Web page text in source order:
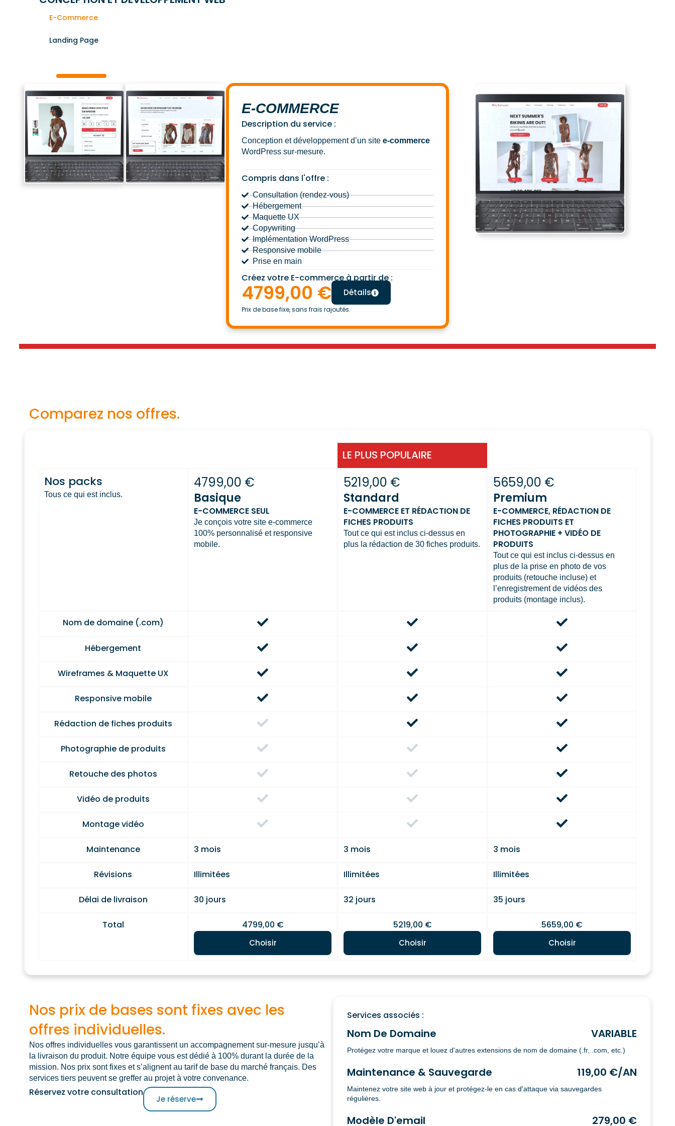
E-Commerce
Landing Page
E-COMMERCE
Description du service :
Conception et développement d’un site e-commerce
WordPress sur-mesure.
Compris dans l'offre :
Consultation (rendez-vous)
Hébergement
Maquette UX
Copywriting
Implémentation WordPress
Responsive mobile
Prise en main
Créez votre E-commerce à partir de :
4799,00 € Détails
Prix de base fixe, sans frais rajoutés.
Comparez nos offres.
LE PLUS POPULAIRE
Nos packs
Tous ce qui est inclus.
4799,00 €
Basique
E-COMMERCE SEUL
Je conçois votre site e-commerce
100% personnalisé et responsive
mobile.
5219,00 €
Standard
E-COMMERCE ET RÉDACTION DE
FICHES PRODUITS
Tout ce qui est inclus ci-dessus en
plus la rédaction de 30 fiches produits.
5659,00 €
Premium
E-COMMERCE, RÉDACTION DE
FICHES PRODUITS ET
PHOTOGRAPHIE + VIDÉO DE
PRODUITS
Tout ce qui est inclus ci-dessus en
plus de la prise en photo de vos
produits (retouche incluse) et
l’enregistrement de vidéos des
produits (montage inclus).
Nom de domaine (.com)
Hébergement
Wireframes & Maquette UX
Responsive mobile
Rédaction de fiches produits
Photographie de produits
Retouche des photos
Vidéo de produits
Montage vidéo
Maintenance 3 mois 3 mois 3 mois
Révisions Illimitées Illimitées Illimitées
Délai de livraison 30 jours 32 jours 35 jours
Total 4799,00 €
Choisir
5219,00 €
Choisir
5659,00 €
Choisir
Nos prix de bases sont fixes avec les
offres individuelles.
Nos offres individuelles vous garantissent un accompagnement sur-mesure jusqu’à
la livraison du produit. Notre équipe vous est dédié à 100% durant la durée de la
mission. Nos prix sont fixes et s’alignent au tarif de base du marché français. Des
services tiers peuvent se greffer au projet à votre convenance.
Réservez votre consultation
Je réserve
Services associés :
Nom De Domaine VARIABLE
Protégez votre marque et louez d'autres extensions de nom de domaine (.fr, .com, etc.)
Maintenance & Sauvegarde 119,00 €/AN
Maintenez votre site web à jour et protégez-le en cas d'attaque via sauvegardes
régulières.
Modèle D'email 279,00 €